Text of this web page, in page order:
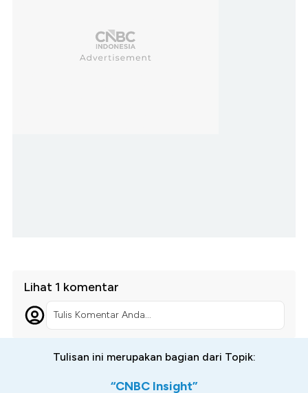
Lihat 1 komentar
Tulis Komentar Anda...
Tulisan ini merupakan bagian dari Topik:
“CNBC Insight”